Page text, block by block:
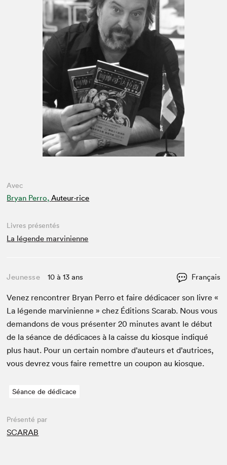
Avec
Bryan Perro, Auteur·rice
Livres présentés
La légende marvinienne
Jeunesse 10 à 13 ans Français
Venez ren­con­tr­er Bryan Per­ro et faire dédi­cac­er son livre «
La légende mar­vini­enne » chez Édi­tions Scarab. Nous vous
deman­dons de vous présen­ter20 min­utes avant le début
de la séance de dédi­caces à la caisse du kiosque indiqué
plus haut. Pour un cer­tain nom­bre d’auteurs et d’autrices,
vous devrez vous faire remet­tre un coupon au kiosque.
Séance de dédicace
Présenté par
SCARAB